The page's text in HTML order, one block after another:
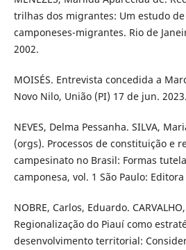
trilhas dos migrantes: Um estudo
camponeses-migrantes. Rio de
2002.
MOISÉS. Entrevista concedida a
Novo Nilo, União (PI) 17 de jun. 2023.
NEVES, Delma Pessanha. SILVA,
(orgs). Processos de constituição e
campesinato no Brasil: Formas
camponesa, vol. 1 São Paulo: Editora
NOBRE, Carlos, Eduardo.
Regionalização do Piauí como
desenvolvimento territorial: